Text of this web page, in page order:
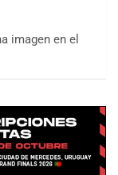
imagen en el